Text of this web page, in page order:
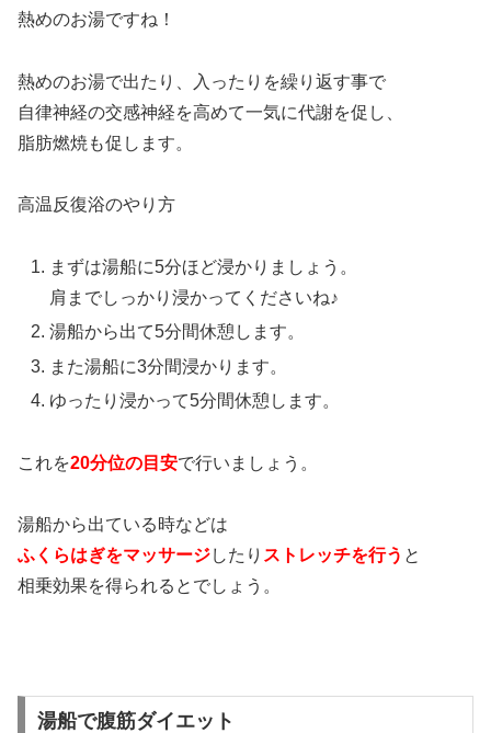
熱めのお湯ですね！
熱めのお湯で出たり、入ったりを繰り返す事で
自律神経の交感神経を高めて一気に代謝を促し、
脂肪燃焼も促します。
高温反復浴のやり方
まずは湯船に5分ほど浸かりましょう。
肩までしっかり浸かってくださいね♪
湯船から出て5分間休憩します。
また湯船に3分間浸かります。
ゆったり浸かって5分間休憩します。
これを20分位の目安で行いましょう。
湯船から出ている時などは
ふくらはぎをマッサージしたり ストレッチを行う と
相乗効果を得られるとでしょう。
湯船で腹筋ダイエット